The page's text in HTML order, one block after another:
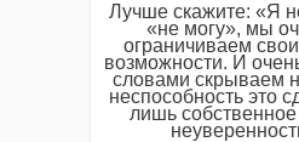
Лучше скажите: «Я
«не могу», мы
ограничиваем
возможности. И
словами скрываем
неспособность это
лишь